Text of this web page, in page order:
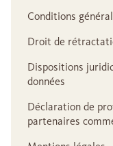
Conditions
Droit de
Dispositions
données
Déclaration de
partenaires